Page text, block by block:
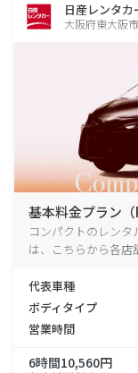
日産レンタ
大阪府東大阪
基本料金プラン（
コンパクトのレン
は、こちらから各店
代表車種
ボディタイプ
営業時間
6時間10,560円